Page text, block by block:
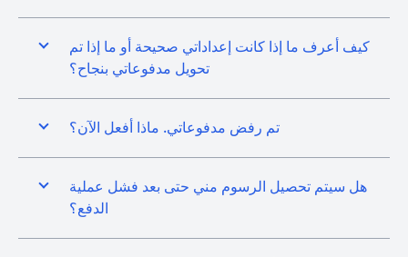
كيف أعرف ما إذا كانت إعداداتي صحيحة أو ما إذا تم
تحويل مدفوعاتي بنجاح؟
تم رفض مدفوعاتي. ماذا أفعل الآن؟
هل سيتم تحصيل الرسوم مني حتى بعد فشل عملية
الدفع؟